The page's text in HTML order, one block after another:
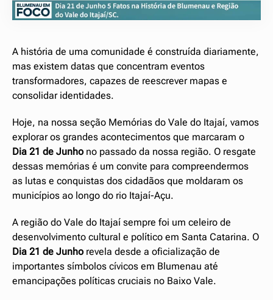
A história de uma comunidade é construída diariamente,
mas existem datas que concentram eventos
transformadores, capazes de reescrever mapas e
consolidar identidades.
Hoje, na nossa seção Memórias do Vale do Itajaí, vamos
explorar os grandes acontecimentos que marcaram o
Dia 21 de Junho no passado da nossa região. O resgate
dessas memórias é um convite para compreendermos
as lutas e conquistas dos cidadãos que moldaram os
municípios ao longo do rio Itajaí-Açu.
A região do Vale do Itajaí sempre foi um celeiro de
desenvolvimento cultural e político em Santa Catarina. O
Dia 21 de Junho revela desde a oficialização de
importantes símbolos cívicos em Blumenau até
emancipações políticas cruciais no Baixo Vale.